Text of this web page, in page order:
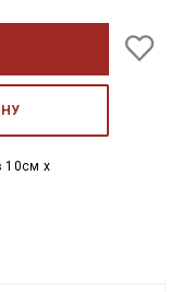
10см x